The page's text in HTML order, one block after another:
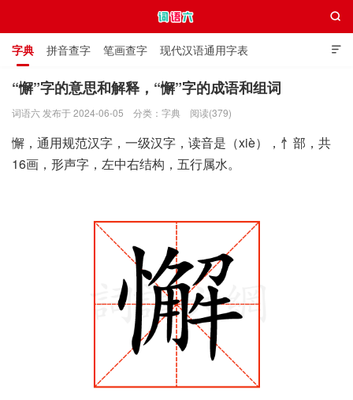

字典 拼音查字 笔画查字 现代汉语通用字表
通用规范汉字表 叠字大全 独体字大全 极简英语词典

“懈”字的意思和解释，“懈”字的成语和组词
词语六 发布于 2024-06-05 分类： 字典 阅读(379)
懈，通用规范汉字，一级汉字，读音是（xiè），忄部，共
16画，形声字，左中右结构，五行属水。